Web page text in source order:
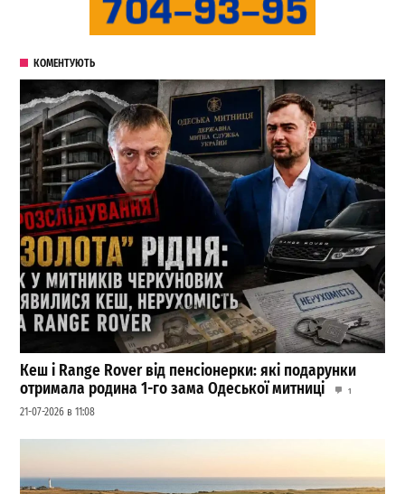
КОМЕНТУЮТЬ
Кеш і Range Rover від пенсіонерки: які подарунки
отримала родина 1-го зама Одеської митниці
1
21-07-2026 в 11:08